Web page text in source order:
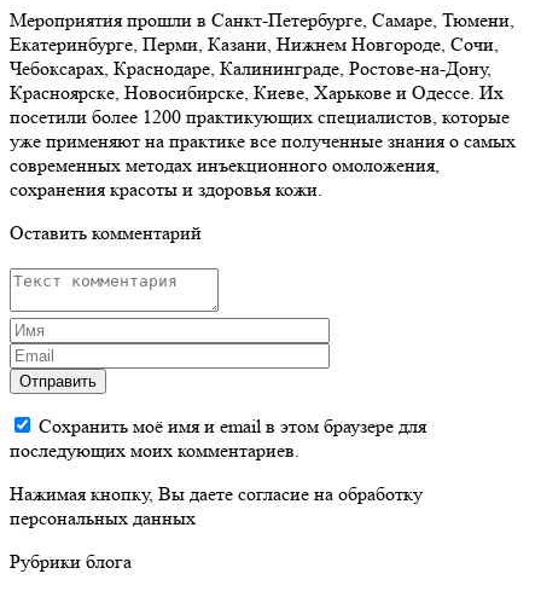
Мероприятия прошли в Санкт-Петербурге, Самаре, Тюмени,
Екатеринбурге, Перми, Казани, Нижнем Новгороде, Сочи,
Чебоксарах, Краснодаре, Калининграде, Ростове-на-Дону,
Красноярске, Новосибирске, Киеве, Харькове и Одессе. Их
посетили более 1200 практикующих специалистов, которые
уже применяют на практике все полученные знания о самых
современных методах инъекционного омоложения,
сохранения красоты и здоровья кожи.
Оставить комментарий
Отправить
Сохранить моё имя и email в этом браузере для
последующих моих комментариев.
Нажимая кнопку, Вы даете согласие на обработку
персональных данных
Рубрики блога